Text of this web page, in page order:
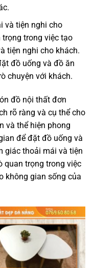
và tiện nghi cho
trong việc tạo
tiện nghi cho khách.
đồ uống và đồ ăn
chuyện với khách.
đồ nội thất đơn
rõ ràng và cụ thể cho
và thể hiện phong
để đặt đồ uống và
giác thoải mái và tiện
quan trọng trong việc
không gian sống của